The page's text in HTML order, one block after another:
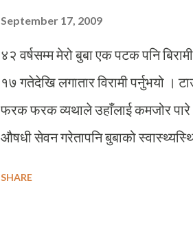
सोधिरहनु हुन्थ्यो – ए, बाबुनानीहरू
September 17, 2009
४२ वर्षसम्म मेरो बुबा एक पटक पनि
१७ गतेदेखि लगातार विरामी पर्नुभयो ।
फरक फरक व्यथाले उहाँलाई कमजोर
औषधी सेवन गरेतापनि बुबाको
SHARE